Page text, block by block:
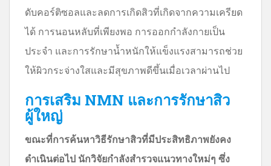
ดับคอร์ติซอลและลดการเกิดสิวที่เกิดจากความเครียด
ได้ การนอนหลับที่เพียงพอ การออกกำลังกายเป็น
ประจำ และการรักษาน้ำหนักให้แข็งแรงสามารถช่วย
ให้ผิวกระจ่างใสและมีสุขภาพดีขึ้นเมื่อเวลาผ่านไป
การเสริม NMN และการรักษาสิว
ผู้ใหญ่
ขณะที่การค้นหาวิธีรักษาสิวที่มีประสิทธิภาพยังคง
ดำเนินต่อไป นักวิจัยกำลังสำรวจแนวทางใหม่ๆ ซึ่ง